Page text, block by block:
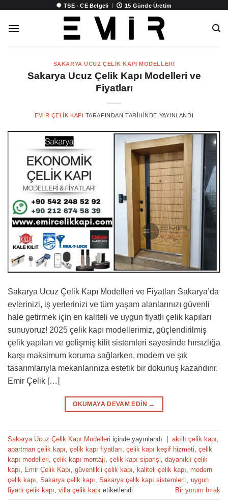
TSE - CE Belgeli | 15 Günde Üretim
SAKARYA UCUZ ÇELIK KAPI MODELLERI
Sakarya Ucuz Çelik Kapı Modelleri ve
Fiyatları
EMIR ÇELIK KAPI TARAFINDAN TARIHINDE YAYINLANDI
Sakarya Ucuz Çelik Kapı Modelleri ve Fiyatları Sakarya’da
evlerinizi, iş yerlerinizi ve tüm yaşam alanlarınızı güvenli
hale getirmek için en kaliteli ve uygun fiyatlı çelik kapıları
sunuyoruz! 2025 çelik kapı modellerimiz, güçlendirilmiş
çelik yapıları ve gelişmiş kilit sistemleri sayesinde hırsızlığa
karşı maksimum koruma sağlarken, modern ve şık
tasarımlarıyla mekanlarınıza estetik bir dokunuş kazandırır.
Emir Çelik […]
OKUMAYA DEVAM EDIN →
Sakarya Ucuz Çelik Kapı Modelleri içinde yayınlandı | akıllı çelik kapı
apartman çelik kapı çelik kapı fiyatları çelik kapı keşif hizmeti çelik
kapı modelleri çelik kapı montajı çelik kapı siparişi dayanıklı çelik
kapı
Emir Çelik Kapı güvenlikli çelik kapı kaliteli çelik kapı modern
çelik kapı Sakarya çelik kapı Sakarya çelik kapı sistemleri.
uygun
fiyatlı çelik kapı villa çelik kapı etiketlendi Bir yorum bırak